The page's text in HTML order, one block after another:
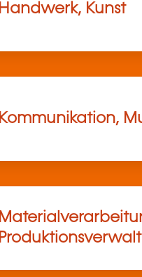
Handwerk, Kunst
Kommunikation,